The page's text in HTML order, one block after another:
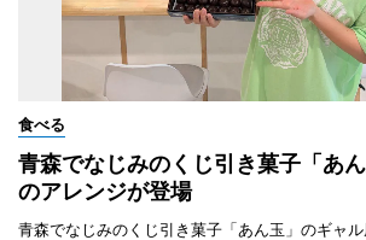
食べる
青森でなじみのくじ引き菓子「あ
のアレンジが登場
青森でなじみのくじ引き菓子「あん玉」のギャ